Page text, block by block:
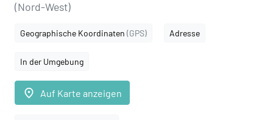
(Nord-West)
Geographische Koordinaten (GPS) Adresse
In der Umgebung
place Auf Karte anzeigen